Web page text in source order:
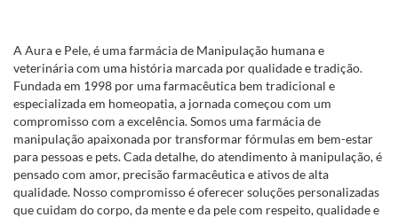
A Aura e Pele, é uma farmácia de Manipulação humana e
veterinária com uma história marcada por qualidade e tradição.
Fundada em 1998 por uma farmacêutica bem tradicional e
especializada em homeopatia, a jornada começou com um
compromisso com a excelência. Somos uma farmácia de
manipulação apaixonada por transformar fórmulas em bem-estar
para pessoas e pets. Cada detalhe, do atendimento à manipulação, é
pensado com amor, precisão farmacêutica e ativos de alta
qualidade. Nosso compromisso é oferecer soluções personalizadas
que cuidam do corpo, da mente e da pele com respeito, qualidade e